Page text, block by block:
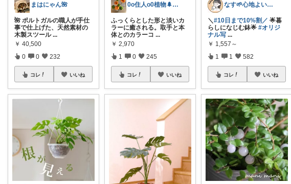
まはにゃん🌺
🌺 ポルトガルの職人が手仕
事で仕上げた、天然素材の
木製スツール ...
￥ 40,500
0 0 232
コレ いいね
0o住人o0植物🌲と👶を育てる部屋
ふっくらとした形と淡いカ
ラーに癒される。取手と本
体とのカラーコ ...
￥ 2,970
1 0 245
コレ いいね
なす🌱心地よい暮らしと美味しい時間✨
＼#10日まで10%割／ 🌟暮
らしになじむ鉢🌟#オリジ
ナル写 ...
￥ 1,557～
1 1 582
コレ いいね